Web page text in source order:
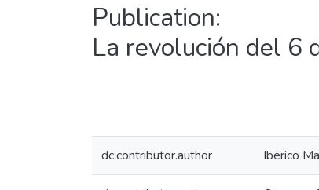
Publication:
La revolución del 6
dc.contributor.author Iberico